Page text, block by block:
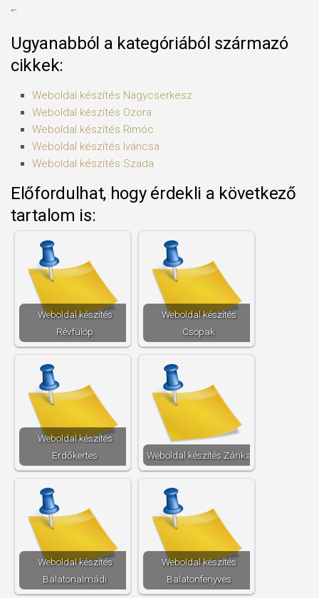
“`
Ugyanabból a kategóriából származó
cikkek:
Weboldal készítés​ Nagycserkesz
Weboldal készítés​ Ozora
Weboldal készítés​ Rimóc
Weboldal készítés​ Iváncsa
Weboldal készítés​ Szada
Előfordulhat, hogy érdekli a következő
tartalom is:
Weboldal készítés​
Révfülöp
Weboldal készítés​
Csopak
Weboldal készítés​
Erdőkertes
Weboldal készítés​ Zánka
Weboldal készítés​
Balatonalmádi
Weboldal készítés​
Balatonfenyves